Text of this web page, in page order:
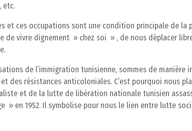
etc.
et ces occupations sont une condition principale de
de vivre dignement » chez soi » , de nous déplacer
de l’immigration tunisienne, sommes de manière
des résistances anticoloniales. C’est pourquoi nous
et de la lutte de libération nationale tunisien
» en 1952. Il symbolise pour nous le lien entre lutte